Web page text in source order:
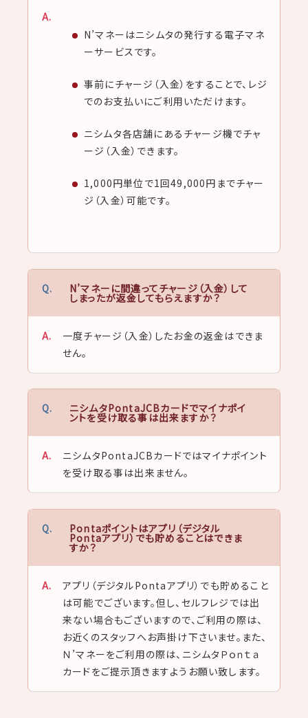
N’マネーはニシムタの発行する電子マネ
ーサービスです。
事前にチャージ（入金）をすることで、レジ
でのお支払いにご利用いただけます。
ニシムタ各店舗にあるチャージ機でチャ
ージ（入金）できます。
1,000円単位で1回49,000円までチャー
ジ（入金）可能です。
N’マネーに間違ってチャージ（入金）して
しまったが返金してもらえますか？
一度チャージ（入金）したお金の返金はできま
せん。
ニシムタPontaJCBカードでマイナポイ
ントを受け取る事は出来ますか？
ニシムタPontaJCBカードではマイナポイント
を受け取る事は出来ません。
Pontaポイントはアプリ（デジタル
Pontaアプリ）でも貯めることはできま
すか？
アプリ（デジタルPontaアプリ）でも貯めること
は可能でございます。但し、セルフレジでは出
来ない場合もございますので、ご利用の際は、
お近くのスタッフへお声掛け下さいませ。また、
Ｎ’マネーをご利用の際は、ニシムタＰｏｎｔａ
カードをご提示頂きますようお願い致します。